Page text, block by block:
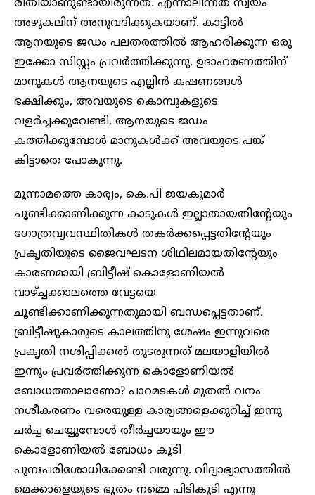
രീതിയാണുണ്ടായിരുന്നത്. എന്നാലിന്നത് സ്വയം
അഴുകലിന് അനുവദിക്കുകയാണ്. കാട്ടില്‍
ആനയുടെ ജഡം പലതരത്തില്‍ ആഹരിക്കുന്ന ഒരു
ഇക്കോ സിസ്റ്റം പ്രവര്‍ത്തിക്കുന്നു. ഉദാഹരണത്തിന്
മാനുകള്‍ ആനയുടെ എല്ലിന്‍ കഷണങ്ങള്‍
ഭക്ഷിക്കും, അവയുടെ കൊമ്പുകളുടെ
വളര്‍ച്ചക്കുവേണ്ടി. ആനയുടെ ജഡം
കത്തിക്കുമ്പോള്‍ മാനുകള്‍ക്ക് അവയുടെ പങ്ക്
കിട്ടാതെ പോകുന്നു.
മൂന്നാമത്തെ കാര്യം, കെ.പി ജയകുമാര്‍
ചൂണ്ടിക്കാണിക്കുന്ന കാടുകള്‍ ഇല്ലാതായതിന്റേയും
ഗോത്രവ്യവസ്ഥിതികള്‍ തകര്‍ക്കപ്പെട്ടതിന്റേയും
പ്രകൃതിയുടെ ജൈവഘടന ശിഥിലമായതിന്റേയും
കാരണമായി ബ്രിട്ടീഷ് കൊളോണിയല്‍
വാഴ്ച്ചക്കാലത്തെ വേട്ടയെ
ചൂണ്ടിക്കാണിക്കുന്നതുമായി ബന്ധപ്പെട്ടതാണ്.
ബ്രിട്ടീഷുകാരുടെ കാലത്തിനു ശേഷം ഇന്നുവരെ
പ്രകൃതി നശിപ്പിക്കല്‍ തുടരുന്നത് മലയാളിയില്‍
ഇന്നും പ്രവര്‍ത്തിക്കുന്ന കൊളോണിയല്‍
ബോധത്താലാണോ? പാറമടകള്‍ മുതല്‍ വനം
നശീകരണം വരെയുള്ള കാര്യങ്ങളെക്കുറിച്ച് ഇന്നു
ചര്‍ച്ച ചെയ്യുമ്പോള്‍ തീര്‍ച്ചയായും ഈ
കൊളോണിയല്‍ ബോധം കൂടി
പുനഃപരിശോധിക്കേണ്ടി വരുന്നു. വിദ്യാഭ്യാസത്തില്‍
മെക്കാളെയുടെ ഭൂതം നമ്മെ പിടികൂടി എന്നു